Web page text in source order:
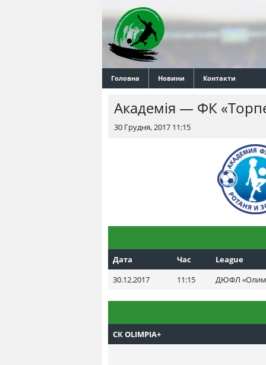
Головна Новини Контакти
Академія — ФК
30 Грудня, 2017 11:15
Дата Час League
30.12.2017
11:15 ДЮФЛ
СК OLIMPIA+